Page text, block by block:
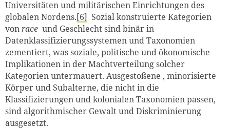
Universitäten und militärischen Einrichtungen des
globalen Nordens.[6] Sozial konstruierte Kategorien
vonrace und Geschlecht sind binär in
Datenklassifizierungssystemen und Taxonomien
zementiert, was soziale, politische und ökonomische
Implikationen in der Machtverteilung solcher
Kategorien untermauert. Ausgestoßene , minorisierte
Körper und Subalterne, die nicht in die
Klassifizierungen und kolonialen Taxonomien passen,
sind algorithmischer Gewalt und Diskriminierung
ausgesetzt.